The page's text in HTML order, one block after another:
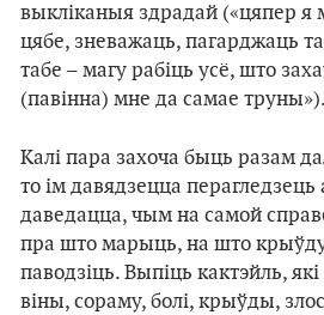
выкліканыя здрадай («цяпер
цябе, зневажаць, пагарджаць
табе – магу рабіць усё, што
(павінна) мне да самае труны»).
Калі пара захоча быць разам
то ім давядзецца перагледзець
даведацца, чым на самой
пра што марыць, на што
паводзіць. Выпіць кактэйль,
віны, сораму, болі, крыўды,